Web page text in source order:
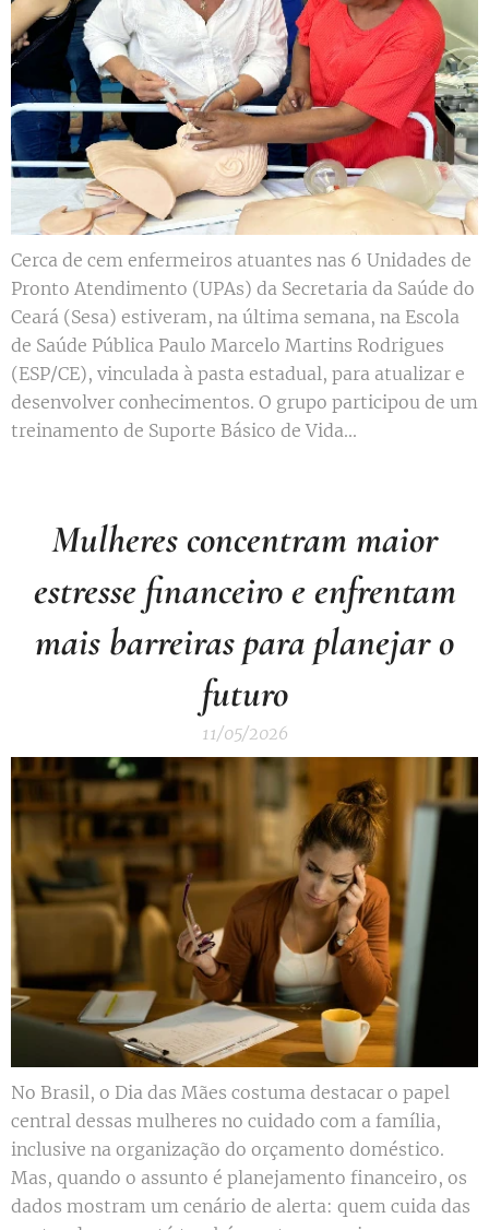
Cerca de cem enfermeiros atuantes nas 6 Unidades de
Pronto Atendimento (UPAs) da Secretaria da Saúde do
Ceará (Sesa) estiveram, na última semana, na Escola
de Saúde Pública Paulo Marcelo Martins Rodrigues
(ESP/CE), vinculada à pasta estadual, para atualizar e
desenvolver conhecimentos. O grupo participou de um
treinamento de Suporte Básico de Vida...
Mulheres concentram maior
estresse financeiro e enfrentam
mais barreiras para planejar o
futuro
11/05/2026
No Brasil, o Dia das Mães costuma destacar o papel
central dessas mulheres no cuidado com a família,
inclusive na organização do orçamento doméstico.
Mas, quando o assunto é planejamento financeiro, os
dados mostram um cenário de alerta: quem cuida das